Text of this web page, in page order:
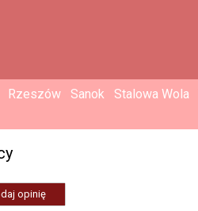
Rzeszów Sanok Stalowa Wola
opinię